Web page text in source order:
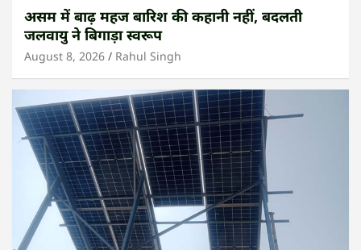
असम में बाढ़ महज बारिश की कहानी नहीं, बदलती
जलवायु ने बिगाड़ा स्वरूप
August 8, 2026 Rahul Singh